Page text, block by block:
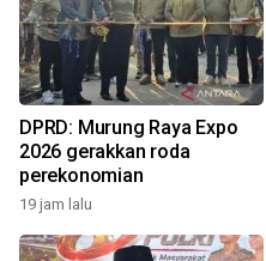
DPRD: Murung Raya Expo
2026 gerakkan roda
perekonomian
19 jam lalu